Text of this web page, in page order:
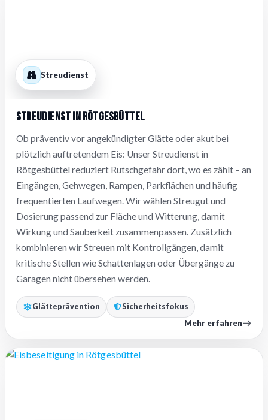
Streudienst
Streudienst in Rötgesbüttel
Ob präventiv vor angekündigter Glätte oder akut bei
plötzlich auftretendem Eis: Unser Streudienst in
Rötgesbüttel reduziert Rutschgefahr dort, wo es zählt – an
Eingängen, Gehwegen, Rampen, Parkflächen und häufig
frequentierten Laufwegen. Wir wählen Streugut und
Dosierung passend zur Fläche und Witterung, damit
Wirkung und Sauberkeit zusammenpassen. Zusätzlich
kombinieren wir Streuen mit Kontrollgängen, damit
kritische Stellen wie Schattenlagen oder Übergänge zu
Garagen nicht übersehen werden.
Glätteprävention Sicherheitsfokus
Mehr erfahren